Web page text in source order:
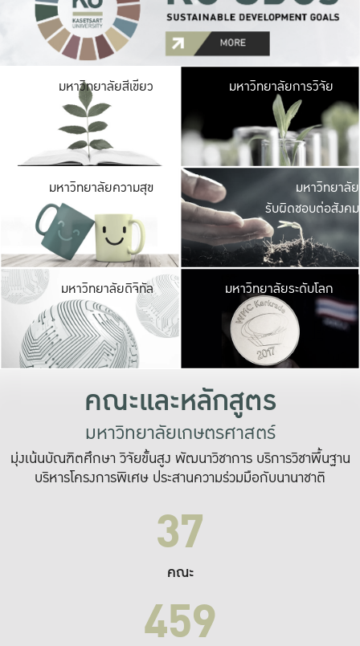
มหาวิทยาลัยสีเขียว มหาวิ
มีพื้นที่เขียวสดใส
เป็นป่าในเมือง เกษต
มหาวิทยาลัยการวิจัย
มหาวิทยาลัยความสุข มหาวิ
ค
เปิดประ
และพบเรื่องราวใ
มหาวิทยาลัย
รับผิดชอบต่อสังคม
มหาวิทยาลัยดิจิทัล มหาวิ
เปลี่ยนแปลง แล
เพื่อทำง
ระบบสารสนเทศ
มหาวิทยาลัยระดับโลก
คณะและหลักสูตร
มหาวิทยาลัยเกษตรศาสตร์
มุ่งเน้นบัณฑิตศึกษา วิจัยขั้นสูง พัฒนาวิชาการ บริการวิชาพื้นฐาน
บริหารโครงการพิเศษ ประสานความร่วมมือกับนานาชาติ
37
คณะ
459